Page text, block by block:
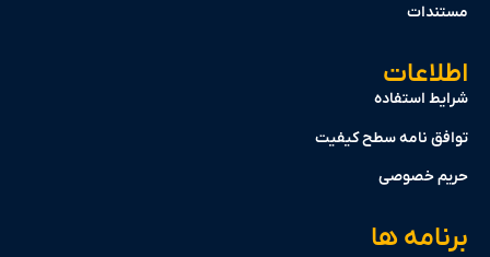
استفاده
نامه سطح کیفیت
خصوصی
ها